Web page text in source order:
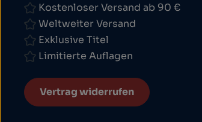
Kostenloser Versand ab 90 €
Weltweiter Versand
Exklusive Titel
Limitierte Auflagen
Vertrag widerrufen